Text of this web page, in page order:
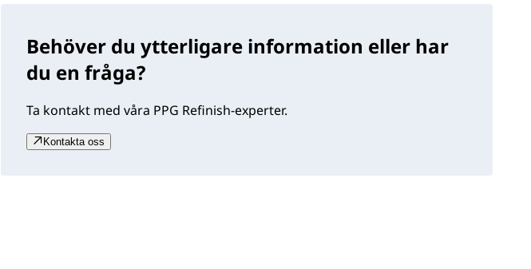
Behöver du ytterligare information eller har
du en fråga?
Ta kontakt med våra PPG Refinish-experter.
Kontakta oss